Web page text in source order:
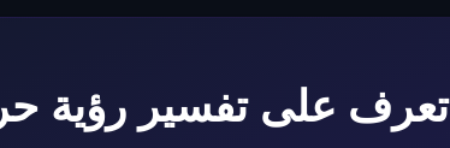
تعرف على تفسير رؤية